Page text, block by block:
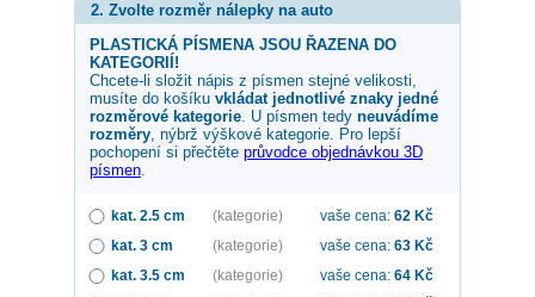
2. Zvolte rozměr nálepky na auto
PLASTICKÁ PÍSMENA JSOU ŘAZENA DO
KATEGORIÍ!
Chcete-li složit nápis z písmen stejné velikosti,
musíte do košíku vkládat jednotlivé znaky jedné
rozměrové kategorie. U písmen tedy neuvádíme
rozměry, nýbrž výškové kategorie. Pro lepší
pochopení si přečtěte průvodce objednávkou 3D
písmen.
kat. 2.5 cm (kategorie) vaše cena: 62 Kč
kat. 3 cm
(kategorie) vaše cena: 63 Kč
kat. 3.5 cm
(kategorie) vaše cena: 64 Kč